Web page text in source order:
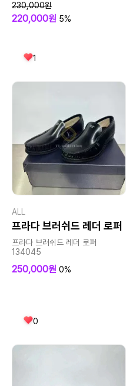
230,000원
220,000원 5%
1
ALL
프라다 브러쉬드 레더 로퍼
프라다 브러쉬드 레더 로퍼
134045
250,000원 0%
0